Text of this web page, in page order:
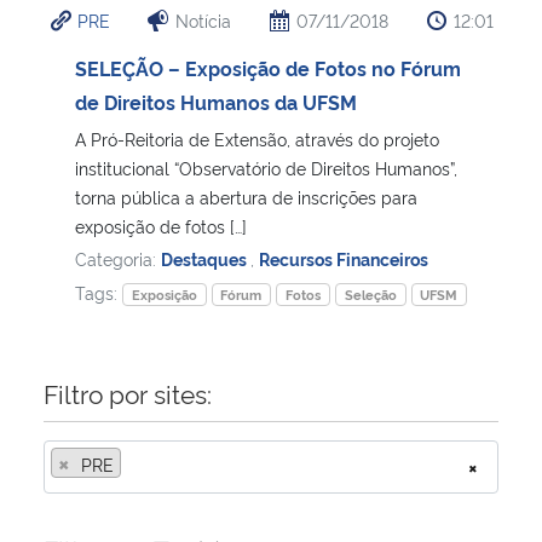
Ministério da Cidadania
Ministério da Saúde
Ministério de Minas e Energia
Ministério da Ciência, Tecnologia, Inovações e Comunicações
Ministério do Meio Ambiente
Ministério do Desenvolvimento Regional
Controladoria-Geral da União
PRE Notícia 07/11/2018 12:01
SELEÇÃO – Exposição de Fotos no Fórum
de Direitos Humanos da UFSM
A Pró-Reitoria de Extensão, através do projeto
institucional “Observatório de Direitos Humanos”,
torna pública a abertura de inscrições para
exposição de fotos […]
Categoria: Destaques Recursos Financeiros
Tags:
Exposição Fórum Fotos Seleção UFSM
Filtro por sites:
×
× PRE